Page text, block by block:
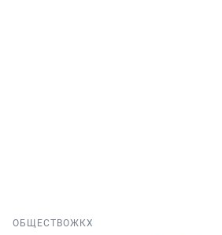
ОБЩЕСТВОЖКХ